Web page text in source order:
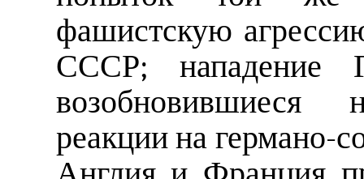
фашистскую
СССР; нападение
возобновившиеся
реакции на германо-